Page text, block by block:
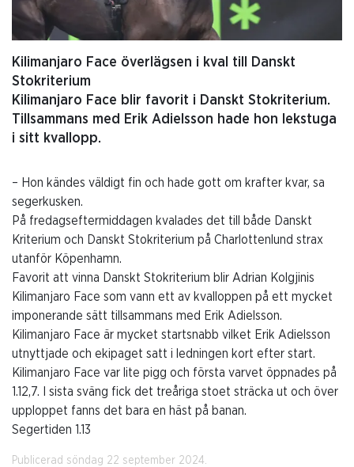
Kilimanjaro Face överlägsen i kval till Danskt
Stokriterium
Kilimanjaro Face blir favorit i Danskt Stokriterium.
Tillsammans med Erik Adielsson hade hon lekstuga
i sitt kvallopp.
– Hon kändes väldigt fin och hade gott om krafter kvar, sa
segerkusken.
På fredagseftermiddagen kvalades det till både Danskt
Kriterium och Danskt Stokriterium på Charlottenlund strax
utanför Köpenhamn.
Favorit att vinna Danskt Stokriterium blir Adrian Kolgjinis
Kilimanjaro Face som vann ett av kvalloppen på ett mycket
imponerande sätt tillsammans med Erik Adielsson.
Kilimanjaro Face är mycket startsnabb vilket Erik Adielsson
utnyttjade och ekipaget satt i ledningen kort efter start.
Kilimanjaro Face var lite pigg och första varvet öppnades på
1.12,7. I sista sväng fick det treåriga stoet sträcka ut och över
upploppet fanns det bara en häst på banan.
Segertiden 1.13
Publicerad söndag 22 september 2024.